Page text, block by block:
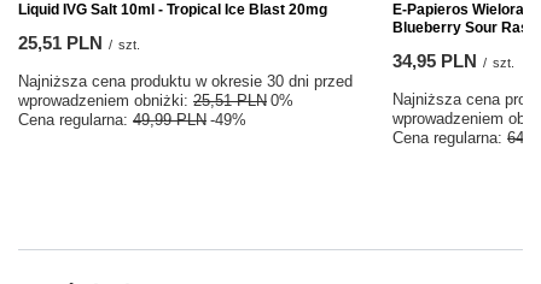
Liquid IVG Salt 10ml - Tropical Ice Blast 20mg
25,51 PLN / szt.
Najniższa cena produktu w okresie 30 dni przed
wprowadzeniem obniżki: 25,51 PLN 0%
Cena regularna: 49,99 PLN -49%
E-Papieros
Blueberry Sour
34,95 PLN / szt.
Najniższa cena
wprowadzeniem
Cena regularna: